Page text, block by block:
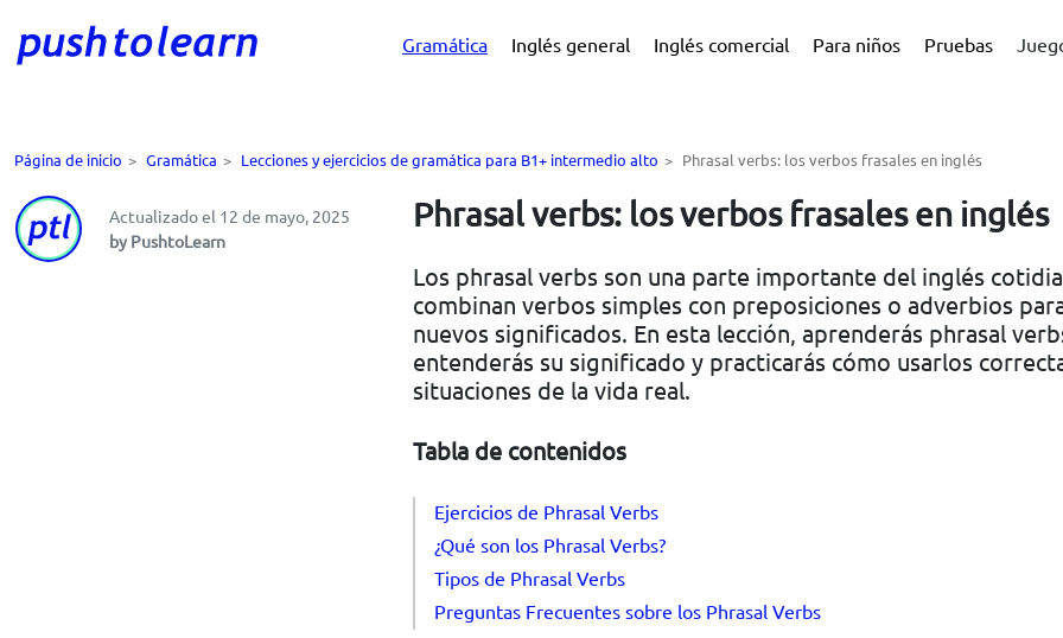
Gramática Inglés general Inglés comercial Para niños Pruebas
Página de inicio > Gramática > Lecciones y ejercicios de gramática para B1+ intermedio alto > Phrasal verbs: los verbos frasales en inglés
Actualizado el 12 de mayo, 2025
by PushtoLearn
Phrasal verbs: los verbos frasales en inglés
Los phrasal verbs son una parte importante del inglés
combinan verbos simples con preposiciones o adverbios
nuevos significados. En esta lección, aprenderás phrasal
entenderás su significado y practicarás cómo usarlos
situaciones de la vida real.
Tabla de contenidos
Ejercicios de Phrasal Verbs
¿Qué son los Phrasal Verbs?
Tipos de Phrasal Verbs
Preguntas Frecuentes sobre los Phrasal Verbs